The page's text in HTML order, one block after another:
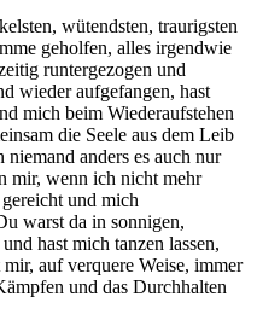
wütendsten, traurigsten
geholfen, alles irgendwie
runtergezogen und
wieder aufgefangen, hast
mich beim Wiederaufstehen
die Seele aus dem Leib
anders es auch nur
mir, wenn ich nicht mehr
und mich
warst da in sonnigen,
hast mich tanzen lassen,
auf verquere Weise, immer
und das Durchhalten